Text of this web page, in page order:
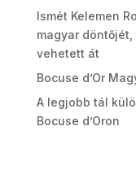
Ismét Kelemen
magyar
vehetett át
Bocuse d’Or
A legjobb tál
Bocuse d’Oron